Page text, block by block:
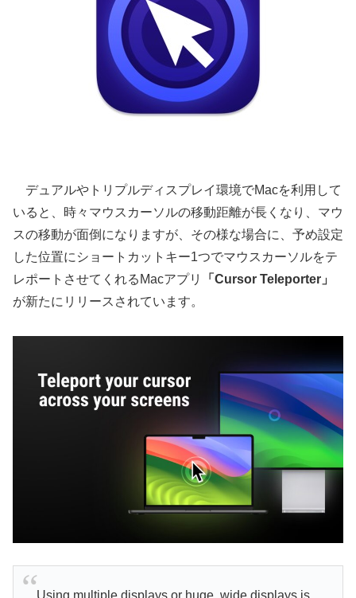
デュアルやトリプルディスプレイ環境でMacを利用して
いると、時々マウスカーソルの移動距離が長くなり、マウ
スの移動が面倒になりますが、その様な場合に、予め設定
した位置にショートカットキー1つでマウスカーソルをテ
レポートさせてくれるMacアプリ
「Cursor Teleporter」
が新たにリリースされています。
Using multiple displays or huge, wide displays is